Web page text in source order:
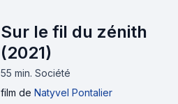
Sur le fil du zénith
(2021)
55 min. Société
film de Natyvel Pontalier